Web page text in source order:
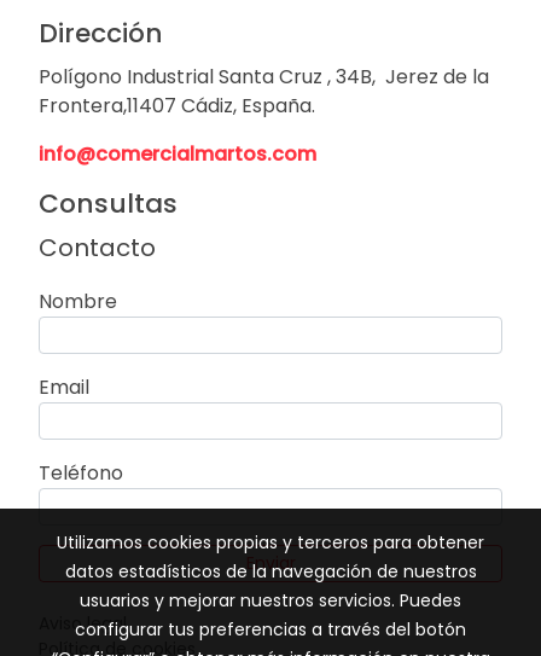
Dirección
Polígono Industrial Santa Cruz , 34B, Jerez de la
Frontera,11407 Cádiz, España.
info@comercialmartos.com
Consultas
Contacto
Nombre
Email
Teléfono
Enviar
Aviso legal
Política de cookies
Utilizamos cookies propias y terceros para obtener
datos estadísticos de la navegación de nuestros
usuarios y mejorar nuestros servicios. Puedes
configurar tus preferencias a través del botón